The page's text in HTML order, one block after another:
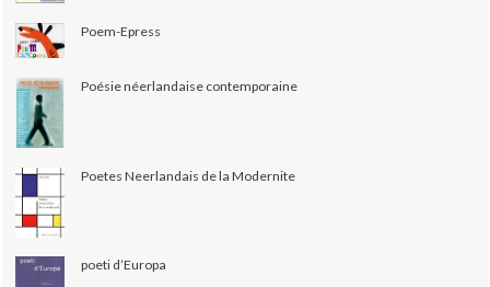
Poem-Epress
Poésie néerlandaise contemporaine
Poetes Neerlandais de la Modernite
poeti d’Europa